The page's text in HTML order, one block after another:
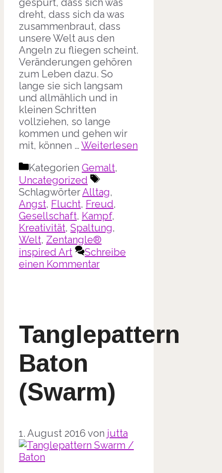
dreht, dass sich da was
zusammenbraut, dass
unsere Welt aus den
Angeln zu fliegen scheint.
Veränderungen gehören
zum Leben dazu. So
lange sie sich langsam
und allmählich und in
kleinen Schritten
vollziehen, so lange
kommen und gehen wir
mit, können … Weiterlesen
Kategorien Gemalt,
Uncategorized
SchlagwörterAlltag,
Angst, Flucht, Freud,
Gesellschaft, Kampf,
Kreativität, Spaltung,
Welt, Zentangle®
inspired Art
Schreibe
einen Kommentar
Tanglepattern
Baton
(Swarm)
1. August 2016 von jutta